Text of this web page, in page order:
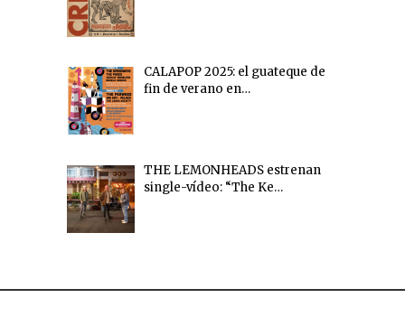
CALAPOP 2025: el guateque de
fin de verano en…
THE LEMONHEADS estrenan
single-vídeo: “The Ke…